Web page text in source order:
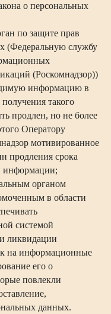
о персональных
по защите прав
(Федеральную службу
(Роскомнадзор))
информацию в
такого
продлен, но не более
Оператору
мотивированное
продления срока
информации;
органом
в области
системой
ликвидации
на информационные
его о
повлекли
данных.